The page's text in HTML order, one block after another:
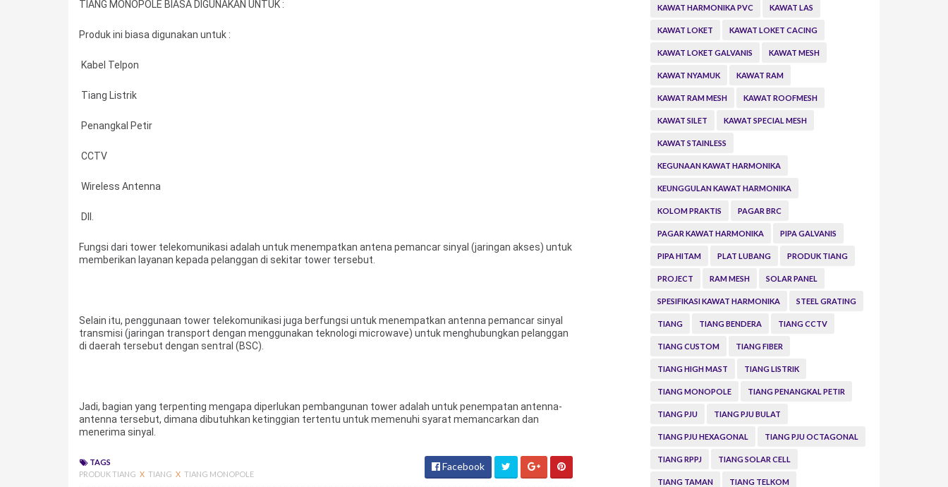
TIANG MONOPOLE BIASA DIGUNAKAN UNTUK :
Produk ini biasa digunakan untuk :
Kabel Telpon
Tiang Listrik
Penangkal Petir
CCTV
Wireless Antenna
Dll.
Fungsi dari tower telekomunikasi adalah untuk menempatkan antena pemancar sinyal (jaringan akses) untuk
memberikan layanan kepada pelanggan di sekitar tower tersebut.
Selain itu, penggunaan tower telekomunikasi juga berfungsi untuk menempatkan antenna pemancar sinyal
transmisi (jaringan transport dengan menggunakan teknologi microwave) untuk menghubungkan pelanggan
di daerah tersebut dengan sentral (BSC).
Jadi, bagian yang terpenting mengapa diperlukan pembangunan tower adalah untuk penempatan antenna-
antenna tersebut, dimana dibutuhkan ketinggian tertentu untuk memenuhi syarat memancarkan dan
menerima sinyal.
TAGS
PRODUK TIANG X TIANG X TIANG MONOPOLE
Facebook
KAWAT HARMONIKA PVC KAWAT LAS
KAWAT LOKET KAWAT LOKET CACING
KAWAT LOKET GALVANIS KAWAT MESH
KAWAT NYAMUK KAWAT RAM
KAWAT RAM MESH KAWAT ROOFMESH
KAWAT SILET KAWAT SPECIAL MESH
KAWAT STAINLESS
KEGUNAAN KAWAT HARMONIKA
KEUNGGULAN KAWAT HARMONIKA
KOLOM PRAKTIS PAGAR BRC
PAGAR KAWAT HARMONIKA PIPA GALVANIS
PIPA HITAM PLAT LUBANG PRODUK TIANG
PROJECT RAM MESH SOLAR PANEL
SPESIFIKASI KAWAT HARMONIKA STEEL GRATING
TIANG TIANG BENDERA TIANG CCTV
TIANG CUSTOM TIANG FIBER
TIANG HIGH MAST TIANG LISTRIK
TIANG MONOPOLE TIANG PENANGKAL PETIR
TIANG PJU TIANG PJU BULAT
TIANG PJU HEXAGONAL TIANG PJU OCTAGONAL
TIANG RPPJ TIANG SOLAR CELL
TIANG TAMAN TIANG TELKOM